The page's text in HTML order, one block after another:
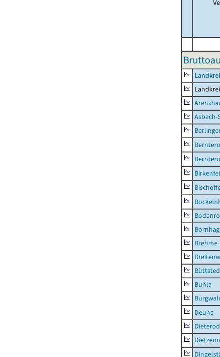
Asbach-
Brehme
Buhla
Deuna